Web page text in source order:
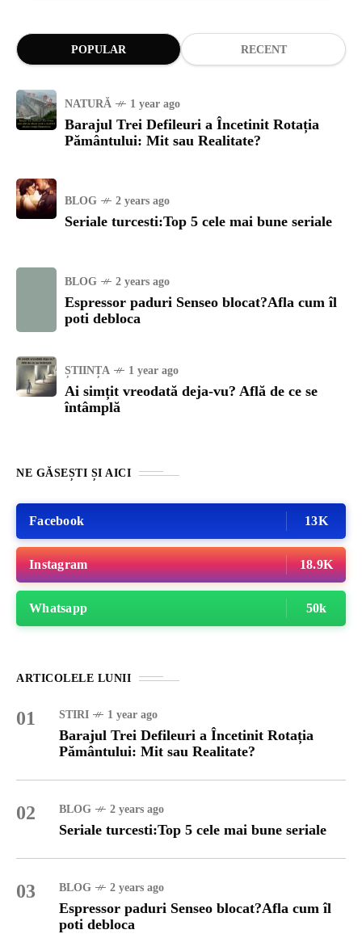
POPULAR RECENT
NATURĂ 1 year ago
Barajul Trei Defileuri a Încetinit Rotația
Pământului: Mit sau Realitate?
BLOG 2 years ago
Seriale turcesti:Top 5 cele mai bune seriale
BLOG 2 years ago
Espressor paduri Senseo blocat?Afla cum îl
poti debloca
ȘTIINȚA 1 year ago
Ai simțit vreodată deja-vu? Află de ce se
întâmplă
NE GĂSEȘTI ȘI AICI
Facebook 13K
Instagram 18.9K
Whatsapp 50k
ARTICOLELE LUNII
01 STIRI 1 year ago
Barajul Trei Defileuri a Încetinit Rotația
Pământului: Mit sau Realitate?
02 BLOG 2 years ago
Seriale turcesti:Top 5 cele mai bune seriale
03 BLOG 2 years ago
Espressor paduri Senseo blocat?Afla cum îl
poti debloca